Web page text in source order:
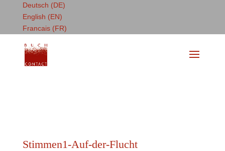
Deutsch (DE)
English (EN)
Francais (FR)
Stimmen1-Auf-der-Flucht